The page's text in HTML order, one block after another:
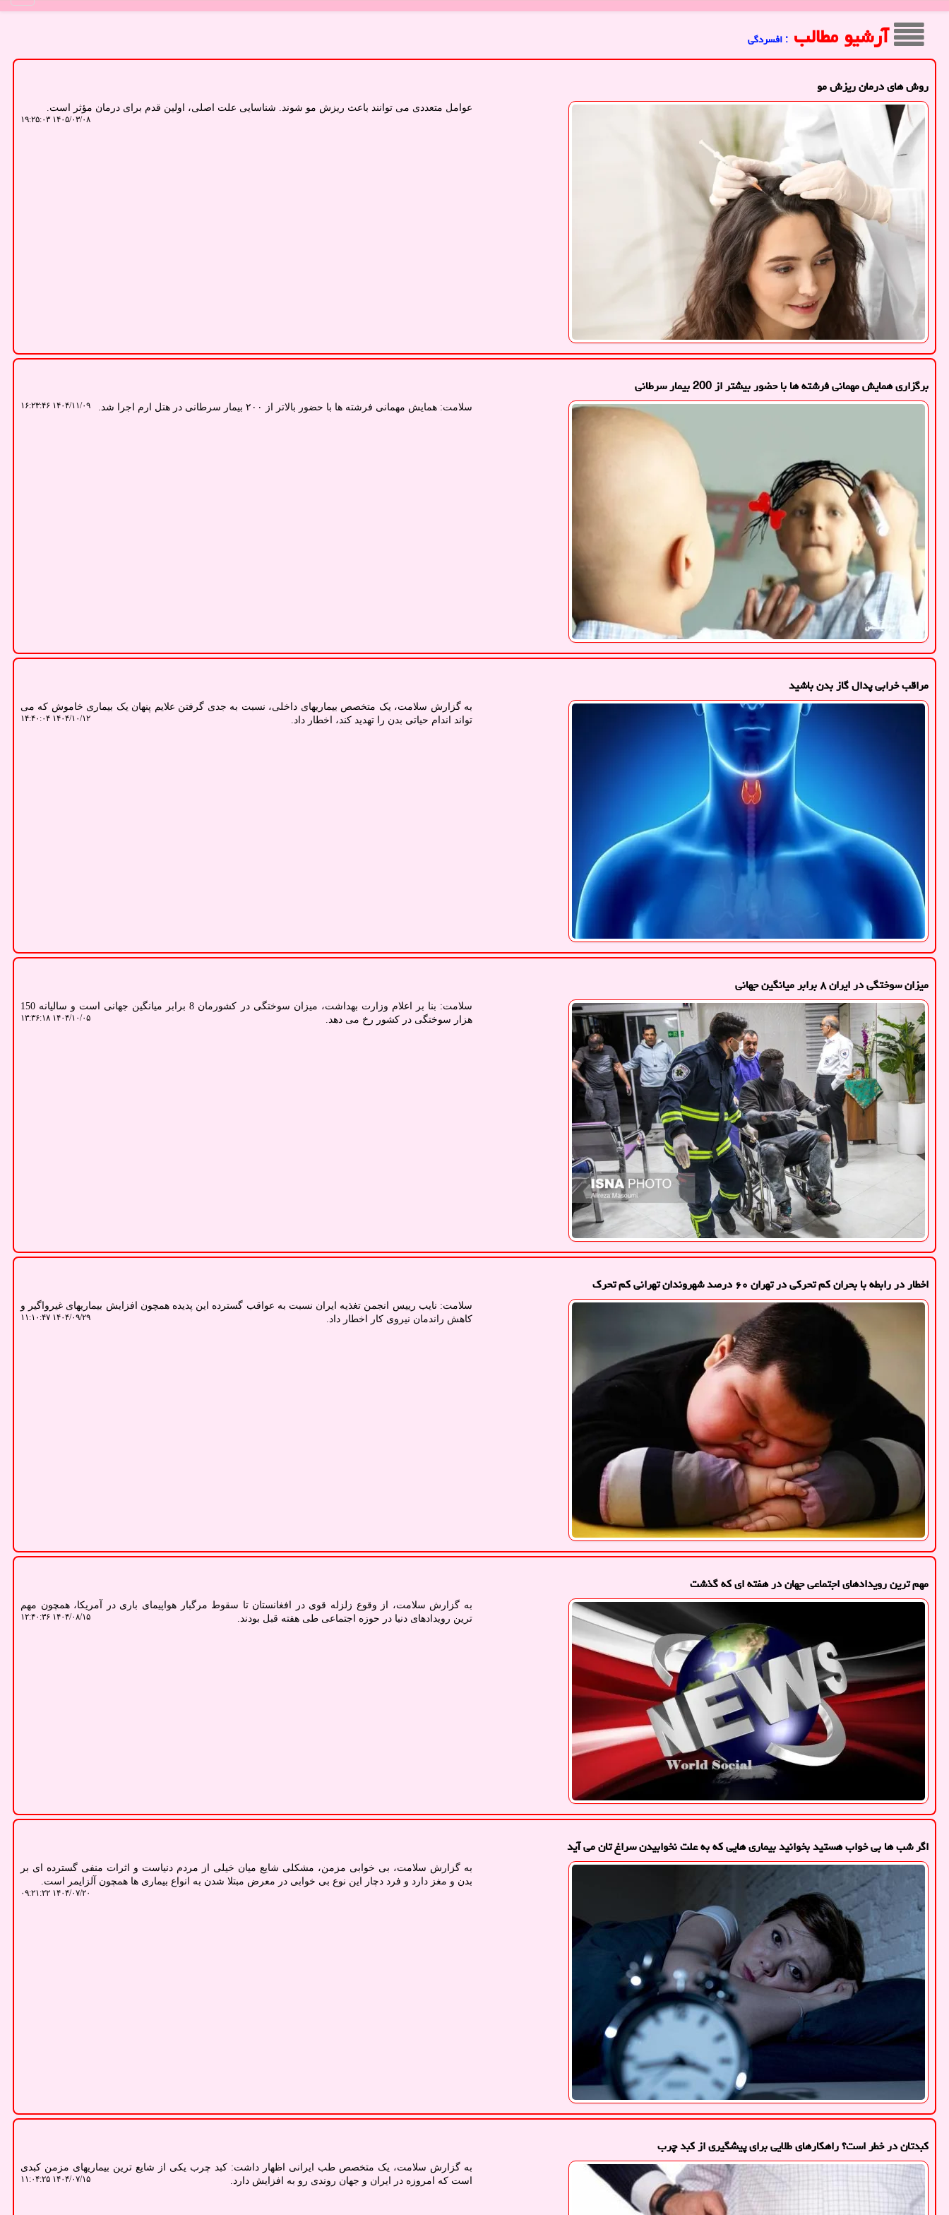
آرشیو مطالب : افسردگی
روش های درمان ریزش مو
عوامل متعددی می توانند باعث ریزش مو شوند. شناسایی علت اصلی، اولین قدم برای درمان مؤثر است.
۱۴۰۵/۰۳/۰۸ ۱۹:۲۵:۰۳
برگزاری همایش مهمانی فرشته ها با حضور بیشتر از 200 بیمار سرطانی
سلامت: همایش مهمانی فرشته ها با حضور بالاتر از ۲۰۰ بیمار سرطانی در هتل ارم اجرا شد. ۱۴۰۴/۱۱/۰۹ ۱۶:۲۳:۴۶
مراقب خرابی پدال گاز بدن باشید
به گزارش سلامت، یک متخصص بیماریهای داخلی، نسبت به جدی گرفتن علایم پنهان یک بیماری خاموش که می
تواند اندام حیاتی بدن را تهدید کند، اخطار داد.
۱۴۰۴/۱۰/۱۲ ۱۴:۴۰:۰۴
میزان سوختگی در ایران ۸ برابر میانگین جهانی
سلامت: بنا بر اعلام وزارت بهداشت، میزان سوختگی در کشورمان 8 برابر میانگین جهانی است و سالیانه 150
هزار سوختگی در کشور رخ می دهد.
۱۴۰۴/۱۰/۰۵ ۱۳:۳۶:۱۸
اخطار در رابطه با بحران کم تحرکی در تهران ۶۰ درصد شهروندان تهرانی کم تحرک
سلامت: نایب رییس انجمن تغذیه ایران نسبت به عواقب گسترده این پدیده همچون افزایش بیماریهای غیرواگیر و
کاهش راندمان نیروی کار اخطار داد.
۱۴۰۴/۰۹/۲۹ ۱۱:۱۰:۴۷
مهم ترین رویدادهای اجتماعی جهان در هفته ای که گذشت
به گزارش سلامت، از وقوع زلزله قوی در افغانستان تا سقوط مرگبار هواپیمای باری در آمریکا، همچون مهم
ترین رویدادهای دنیا در حوزه اجتماعی طی هفته قبل بودند.
۱۴۰۴/۰۸/۱۵ ۱۲:۴۰:۳۶
اگر شب ها بی خواب هستید بخوانید بیماری هایی که به علت نخوابیدن سراغ تان می آید
به گزارش سلامت، بی خوابی مزمن، مشکلی شایع میان خیلی از مردم دنیاست و اثرات منفی گسترده ای بر
بدن و مغز دارد و فرد دچار این نوع بی خوابی در معرض مبتلا شدن به انواع بیماری ها همچون آلزایمر است.
۱۴۰۴/۰۷/۲۰ ۰۹:۲۱:۲۲
کبدتان در خطر است؟ راهکارهای طلایی برای پیشگیری از کبد چرب
به گزارش سلامت، یک متخصص طب ایرانی اظهار داشت: کبد چرب یکی از شایع ترین بیماریهای مزمن کبدی
است که امروزه در ایران و جهان روندی رو به افزایش دارد.
۱۴۰۴/۰۷/۱۵ ۱۱:۰۴:۲۵